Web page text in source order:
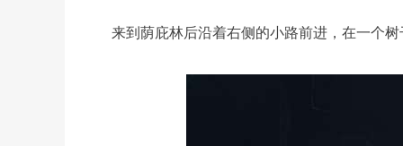
来到荫庇林后沿着右侧的小路前进，在一个